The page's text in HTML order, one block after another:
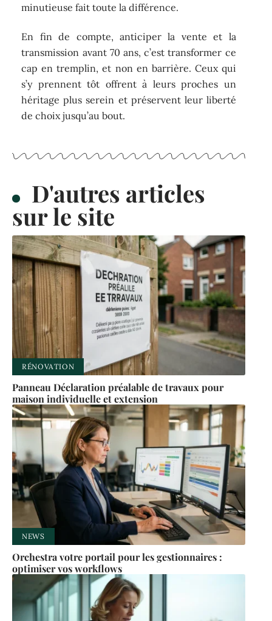
minutieuse fait toute la différence.
En fin de compte, anticiper la vente et la
transmission avant 70 ans, c’est transformer ce
cap en tremplin, et non en barrière. Ceux qui
s’y prennent tôt offrent à leurs proches un
héritage plus serein et préservent leur liberté
de choix jusqu’au bout.
D'autres articles
sur le site
RÉNOVATION
Panneau Déclaration préalable de travaux pour
maison individuelle et extension
NEWS
Orchestra votre portail pour les gestionnaires :
optimiser vos workflows